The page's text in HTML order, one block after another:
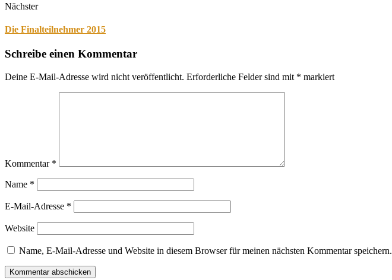
Nächster
Die Finalteilnehmer 2015
Schreibe einen Kommentar
Deine E-Mail-Adresse wird nicht veröffentlicht. Erforderliche Felder sind mit * markiert
Kommentar *
Name *
E-Mail-Adresse *
Website
Name, E-Mail-Adresse und Website in diesem Browser für meinen nächsten Kommentar speichern.